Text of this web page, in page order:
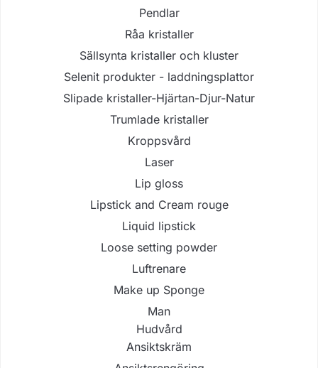
Pendlar
Råa kristaller
Sällsynta kristaller och kluster
Selenit produkter - laddningsplattor
Slipade kristaller-Hjärtan-Djur-Natur
Trumlade kristaller
Kroppsvård
Laser
Lip gloss
Lipstick and Cream rouge
Liquid lipstick
Loose setting powder
Luftrenare
Make up Sponge
Man
Hudvård
Ansiktskräm